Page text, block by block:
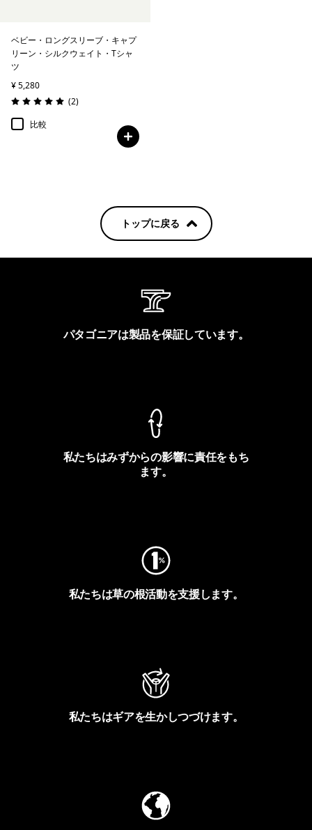
ベビー・ロングスリーブ・キャプ
リーン・シルクウェイト・Tシャ
ツ
¥ 5,280
評価: 5.0 / 5
(2レビュー
)
比較
トップに戻る
パタゴニアは製品を保証しています。
私たちはみずからの影響に責任をもち
ます。
私たちは草の根活動を支援します。
私たちはギアを生かしつづけます。